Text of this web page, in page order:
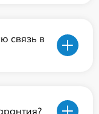
связь в